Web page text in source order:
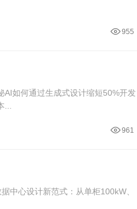
955
AI如何通过生成式设计缩短50%开发
...
961
中心设计新范式：从单柜100kW、